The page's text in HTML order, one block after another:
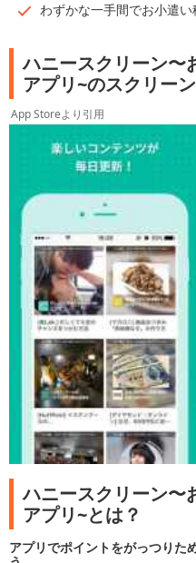
わずかな一手間でお小遣
ハニースクリーン〜
アプリ~のスクリー
App Storeより引用
ハニースクリーン〜
アプリ~とは？
アプリでポイントをがっつりた